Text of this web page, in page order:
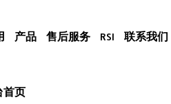
产品 售后服务 RSI 联系我们
首页